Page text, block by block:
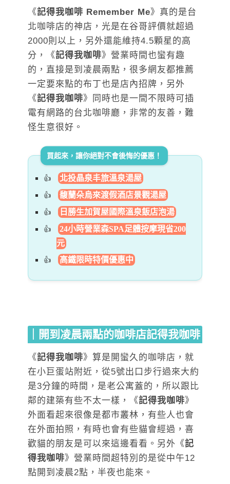
《記得我咖啡 Remember Me》真的是台
北咖啡店的神店，光是在谷哥評價就超過
2000則以上，另外還能維持4.5顆星的高
分，《記得我咖啡》營業時間也蠻有趣
的，直接是到凌晨兩點，很多網友都推薦
一定要來點的布丁也是店內招牌，另外
《記得我咖啡》同時也是一間不限時可插
電有網路的台北咖啡廳，非常的友善，難
怪生意很好。
買起來，讓你絕對不會後悔的優惠！
北投晶泉丰旅溫泉湯屋
馥蘭朵烏來渡假酒店景觀湯屋
日勝生加賀屋國際溫泉飯店泡湯
24小時營業森SPA足體按摩現省200
元
高鐵限時特價優惠中
｜開到凌晨兩點的咖啡店記得我咖啡
《記得我咖啡》算是開蠻久的咖啡店，就
在小巨蛋站附近，從5號出口步行過來大約
是3分鐘的時間，是老公寓蓋的，所以跟比
鄰的建築有些不太一樣，《記得我咖啡》
外面看起來很像是都市叢林，有些人也會
在外面拍照，有時也會有些貓會經過，喜
歡貓的朋友是可以來這邊看看。另外《記
得我咖啡》營業時間超特別的是從中午12
點開到凌晨2點，半夜也能來。